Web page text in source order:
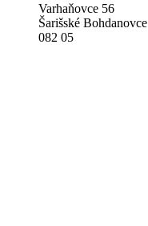
Varhaňovce 56
Šarišské Bohdanovce
082 05